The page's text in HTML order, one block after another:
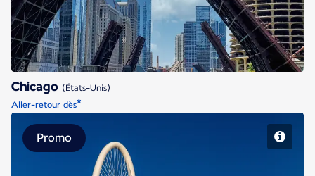
Chicago (États-Unis)
Aller-retour dès*
Promo